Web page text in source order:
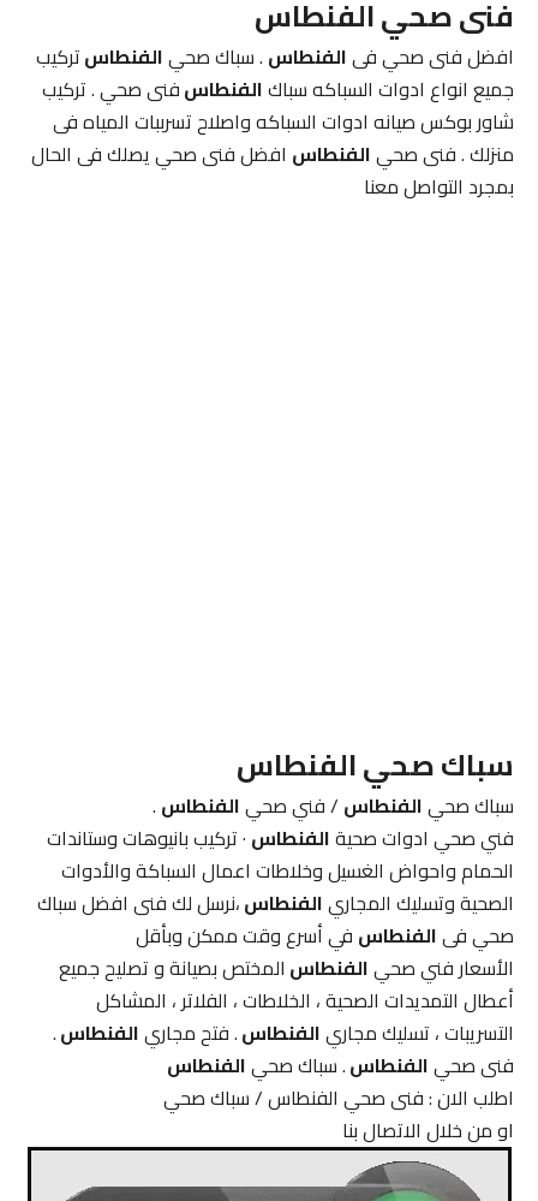
فنى صحي الفنطاس
افضل فنى صحي فىالفنطاس. سباك صحيالفنطاستركيب
جميع انواع ادوات السباكه سباكالفنطاسفنى صحي . تركيب
شاور بوكس صيانه ادوات السباكه واصلاح تسرببات المياه فى
منزلك . فنى صحيالفنطاسافضل فنى صحي يصلك فى الحال
بمجرد التواصل معنا
سباك صحيالفنطاس
سباك صحيالفنطاس/ فني صحيالفنطاس.
فني صحي ادوات صحيةالفنطاس· تركيب بانيوهات وستاندات
الحمام واحواض الغسيل وخلاطات اعمال السباكة والأدوات
الصحية وتسليك المجاريالفنطاس،نرسل لك فنى افضل سباك
صحي فىالفنطاسفي أسرع وقت ممكن وبأقل
الأسعار فني صحيالفنطاسالمختص بصيانة و تصليح جميع
أعطال التمديدات الصحية ، الخلاطات ، الفلاتر ، المشاكل
التسريبات ، تسليك مجاريالفنطاس. فتح مجاريالفنطاس.
فنى صحيالفنطاس. سباك صحيالفنطاس
اطلب الان : فنى صحي الفنطاس / سباك صحي
او من خلال الاتصال بنا